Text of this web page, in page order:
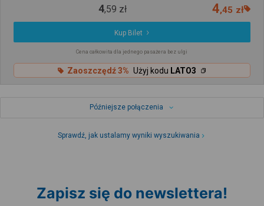
4,59 zł 4,45 zł
Kup Bilet
Cena całkowita dla jednego pasażera bez ulgi
Zaoszczędź 3% Użyj kodu LATO3
Późniejsze połączenia
Sprawdź, jak ustalamy wyniki wyszukiwania
Zapisz się do newslettera!